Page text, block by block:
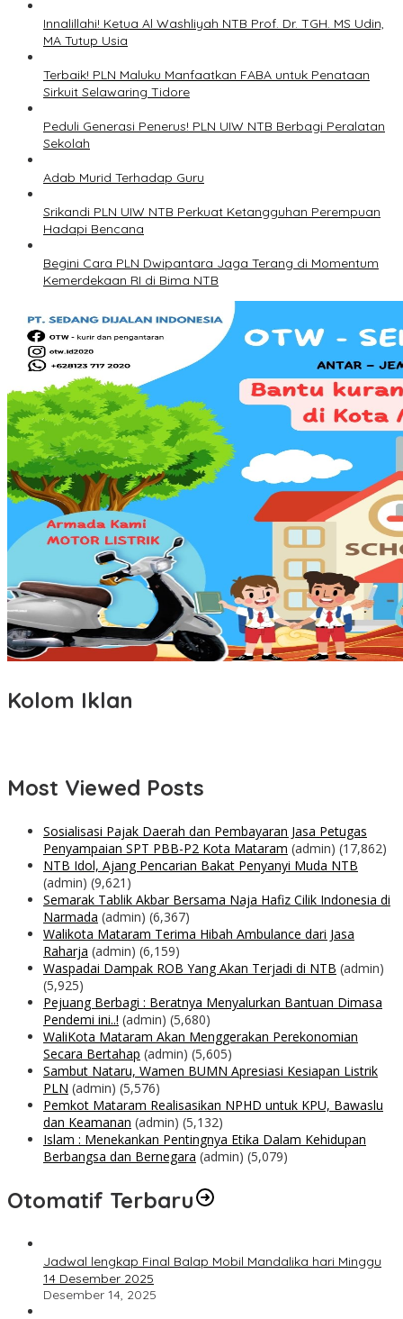
Innalillahi! Ketua Al Washliyah NTB Prof. Dr. TGH. MS Udin,
MA Tutup Usia
Terbaik! PLN Maluku Manfaatkan FABA untuk Penataan
Sirkuit Selawaring Tidore
Peduli Generasi Penerus! PLN UIW NTB Berbagi Peralatan
Sekolah
Adab Murid Terhadap Guru
Srikandi PLN UIW NTB Perkuat Ketangguhan Perempuan
Hadapi Bencana
Begini Cara PLN Dwipantara Jaga Terang di Momentum
Kemerdekaan RI di Bima NTB
Kolom Iklan
Most Viewed Posts
Sosialisasi Pajak Daerah dan Pembayaran Jasa Petugas
Penyampaian SPT PBB-P2 Kota Mataram (admin) (17,862)
NTB Idol, Ajang Pencarian Bakat Penyanyi Muda NTB
(admin) (9,621)
Semarak Tablik Akbar Bersama Naja Hafiz Cilik Indonesia di
Narmada (admin) (6,367)
Walikota Mataram Terima Hibah Ambulance dari Jasa
Raharja (admin) (6,159)
Waspadai Dampak ROB Yang Akan Terjadi di NTB (admin)
(5,925)
Pejuang Berbagi : Beratnya Menyalurkan Bantuan Dimasa
Pendemi ini..! (admin) (5,680)
WaliKota Mataram Akan Menggerakan Perekonomian
Secara Bertahap (admin) (5,605)
Sambut Nataru, Wamen BUMN Apresiasi Kesiapan Listrik
PLN (admin) (5,576)
Pemkot Mataram Realisasikan NPHD untuk KPU, Bawaslu
dan Keamanan (admin) (5,132)
Islam : Menekankan Pentingnya Etika Dalam Kehidupan
Berbangsa dan Bernegara (admin) (5,079)
Otomatif Terbaru
Jadwal lengkap Final Balap Mobil Mandalika hari Minggu
14 Desember 2025
Desember 14, 2025